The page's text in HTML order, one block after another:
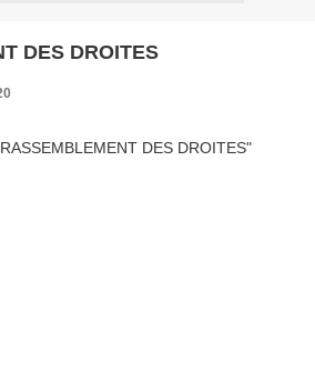
DES DROITES